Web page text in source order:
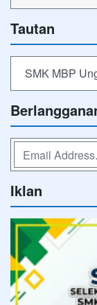
Tautan
SMK MBP
Iklan